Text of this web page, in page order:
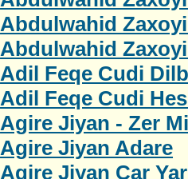
Abdulwahid
Abdulwahid
Adil Feqe Cudi
Adil Feqe Cudi
Agire Jiyan - Zer
Agire Jiyan Adare
Agire Jiyan Car Yar